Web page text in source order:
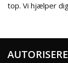
top. Vi hjælper